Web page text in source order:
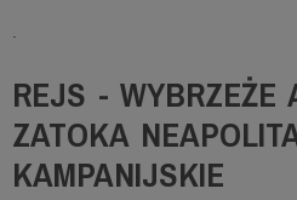
REJS - WYBRZEŻE
ZATOKA
KAMPANIJSKIE